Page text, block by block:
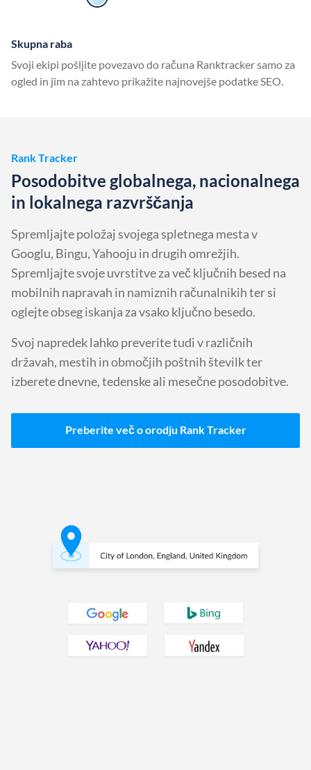
Skupna raba
Svoji ekipi pošljite povezavo do računa Ranktracker samo za
ogled in jim na zahtevo prikažite najnovejše podatke SEO.
Rank Tracker
Posodobitve globalnega, nacionalnega
in lokalnega razvrščanja
Spremljajte položaj svojega spletnega mesta v
Googlu, Bingu, Yahooju in drugih omrežjih.
Spremljajte svoje uvrstitve za več ključnih besed na
mobilnih napravah in namiznih računalnikih ter si
oglejte obseg iskanja za vsako ključno besedo.
Svoj napredek lahko preverite tudi v različnih
državah, mestih in območjih poštnih številk ter
izberete dnevne, tedenske ali mesečne posodobitve.
Preberite več o orodju Rank Tracker